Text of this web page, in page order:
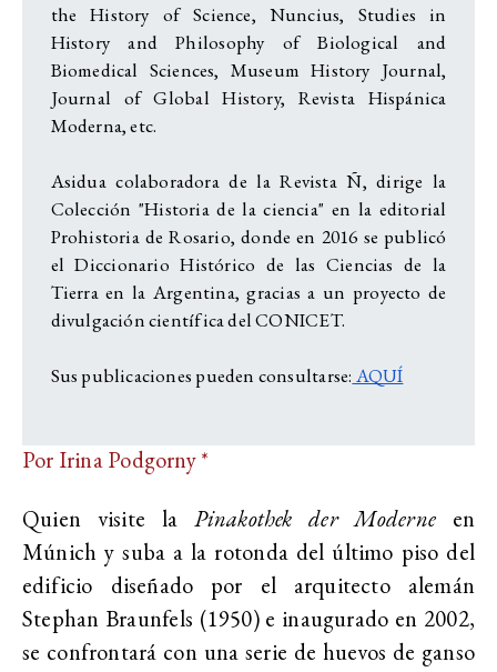
the History of Science, Nuncius, Studies in
History and Philosophy of Biological and
Biomedical Sciences, Museum History Journal,
Journal of Global History, Revista Hispánica
Moderna, etc.
Asidua colaboradora de la Revista Ñ, dirige la
Colección "Historia de la ciencia" en la editorial
Prohistoria de Rosario, donde en 2016 se publicó
el Diccionario Histórico de las Ciencias de la
Tierra en la Argentina, gracias a un proyecto de
divulgación científica del CONICET.
Sus publicaciones pueden consultarse: AQUÍ
Por Irina Podgorny *
Quien visite la Pinakothek der Moderneen
Múnich y suba a la rotonda del último piso del
edificio diseñado por el arquitecto alemán
Stephan Braunfels (1950) e inaugurado en 2002,
se confrontará con una serie de huevos de ganso